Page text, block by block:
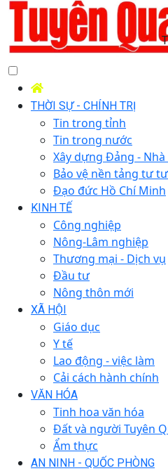
THỜI SỰ - CHÍNH TRỊ
Tin trong tỉnh
Tin trong nước
Xây dựng Đảng - Nhà
Bảo vệ nền tảng tư
Đạo đức Hồ Chí Minh
KINH TẾ
Công nghiệp
Nông-Lâm nghiệp
Thương mại - Dịch vụ
Đầu tư
Nông thôn mới
XÃ HỘI
Giáo dục
Y tế
Lao động - việc làm
Cải cách hành chính
VĂN HÓA
Tinh hoa văn hóa
Đất và người Tuyên
Ẩm thực
AN NINH - QUỐC PHÒNG